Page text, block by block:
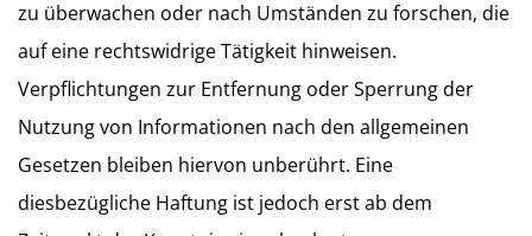
zu überwachen oder nach Umständen zu forschen, die
auf eine rechtswidrige Tätigkeit hinweisen.
Verpflichtungen zur Entfernung oder Sperrung der
Nutzung von Informationen nach den allgemeinen
Gesetzen bleiben hiervon unberührt. Eine
diesbezügliche Haftung ist jedoch erst ab dem